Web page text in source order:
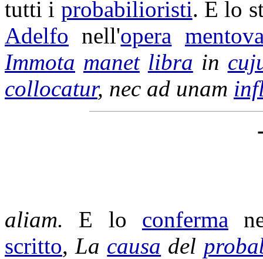
tutti i probabilioristi. E lo
Adelfo nell'opera
Immota manet libra in
collocatur, nec ad unam
aliam. E lo conferma
scritto,La causa del